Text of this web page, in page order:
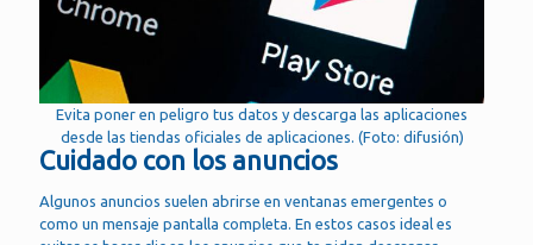
Evita poner en peligro tus datos y descarga las aplicaciones
desde las tiendas oficiales de aplicaciones. (Foto: difusión)
Cuidado con los anuncios
Algunos anuncios suelen abrirse en ventanas emergentes o
como un mensaje pantalla completa. En estos casos ideal es